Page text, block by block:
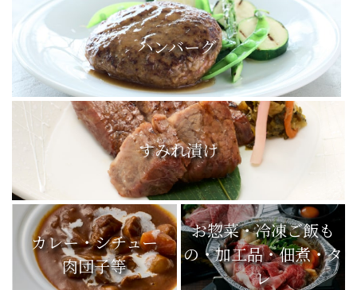
ハンバーグ
すみれ漬け
カレー・シチュー
肉団子等
お惣菜・冷凍ご飯も
の・加工品・佃煮・タ
レ